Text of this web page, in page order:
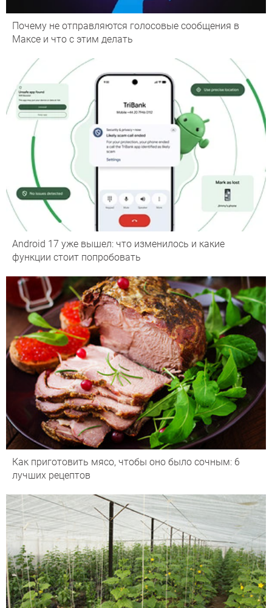
Почему не отправляются голосовые сообщения в
Максе и что с этим делать
Android 17 уже вышел: что изменилось и какие
функции стоит попробовать
Как приготовить мясо, чтобы оно было сочным: 6
лучших рецептов